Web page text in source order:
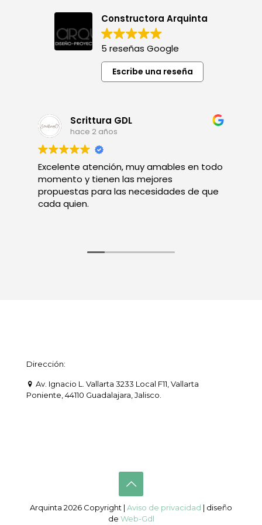
Constructora Arquinta
5 reseñas Google
Escribe una reseña
Scrittura GDL
hace 2 años
Excelente atención, muy amables en todo
momento y tienen las mejores
propuestas para las necesidades de que
cada quien.
Dirección:
Av. Ignacio L. Vallarta 3233 Local F11, Vallarta
Poniente, 44110 Guadalajara, Jalisco.
Arquinta 2026 Copyright | Aviso de privacidad | diseño
de Web-Gdl